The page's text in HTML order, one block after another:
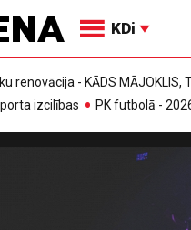
KDi
renovācija - KĀDS MĀJOKLIS,
izcilības
PK futbolā -